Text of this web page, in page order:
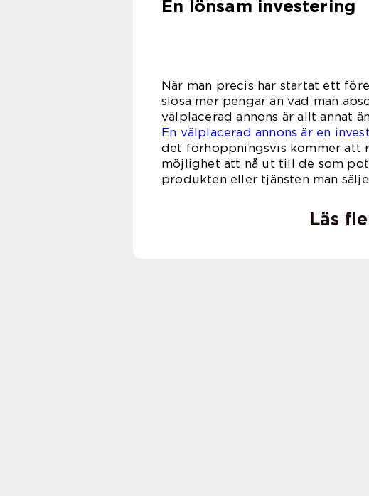
En lönsam investering
När man precis har startat ett
slösa mer pengar än vad man
välplacerad annons är allt annat
En välplacerad annons är en
det förhoppningsvis kommer att
möjlighet att nå ut till de som
produkten eller tjänsten man
Läs